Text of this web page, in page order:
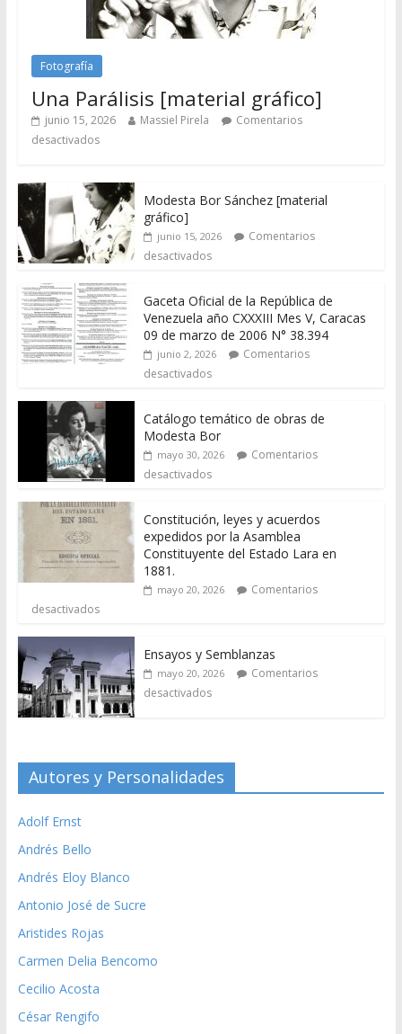
Fotografía
Una Parálisis [material gráfico]
junio 15, 2026 Massiel Pirela
Comentarios
desactivados
Modesta Bor Sánchez [material
gráfico]
junio 15, 2026
Comentarios
desactivados
Gaceta Oficial de la República de
Venezuela año CXXXIII Mes V, Caracas
09 de marzo de 2006 N° 38.394
junio 2, 2026
Comentarios
desactivados
Catálogo temático de obras de
Modesta Bor
mayo 30, 2026
Comentarios
desactivados
Constitución, leyes y acuerdos
expedidos por la Asamblea
Constituyente del Estado Lara en
1881.
mayo 20, 2026
Comentarios
desactivados
Ensayos y Semblanzas
mayo 20, 2026
Comentarios
desactivados
Autores y Personalidades
Adolf Ernst
Andrés Bello
Andrés Eloy Blanco
Antonio José de Sucre
Aristides Rojas
Carmen Delia Bencomo
Cecilio Acosta
César Rengifo